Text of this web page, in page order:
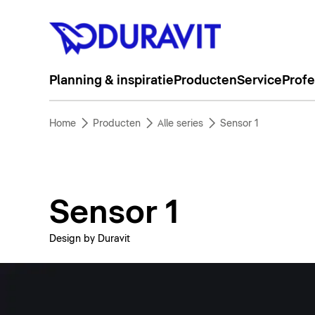
Planning & inspiratie ProductenService
Home Producten Alle series Sensor 1
Sensor 1
Design by Duravit